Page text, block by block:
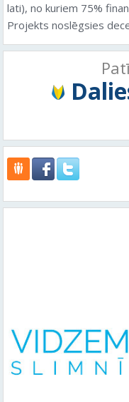
lati), no kuriem 75%
Projekts noslēgsies